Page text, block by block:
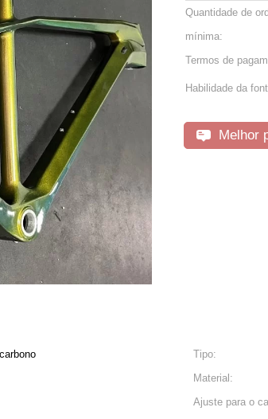
Quantidade de
mínima:
Termos de
Habilidade da
Melhor
Tipo:
Material:
Ajuste para o